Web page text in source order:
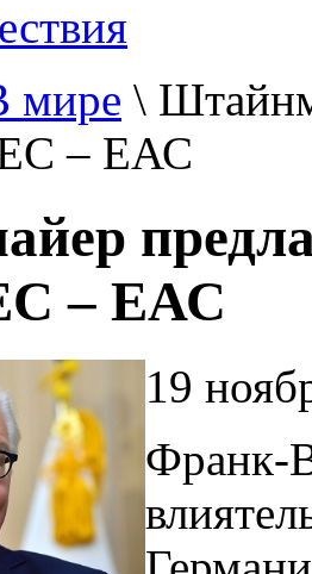
мире \
ЕС – ЕАС
– ЕАС
19
Франк-